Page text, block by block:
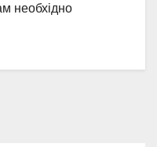
необхідно